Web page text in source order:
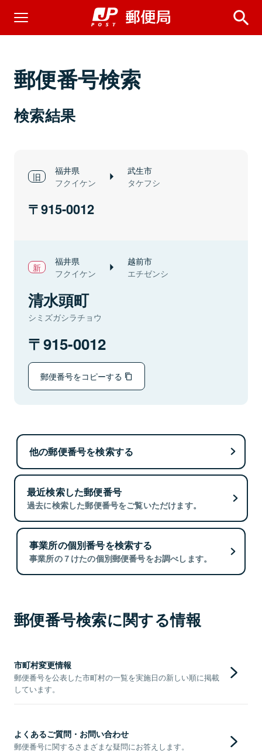
郵便番号検索
検索結果
福井県
フクイケン
武生市
タケフシ
915-0012
福井県
フクイケン
越前市
エチゼンシ
清水頭町
シミズガシラチョウ
915-0012
郵便番号をコピーする
他の郵便番号を検索する
最近検索した郵便番号
過去に検索した郵便番号をご覧いただけます。
事業所の個別番号を検索する
事業所の７けたの個別郵便番号をお調べします。
郵便番号検索に関する情報
市町村変更情報
郵便番号を公表した市町村の一覧を実施日の新しい順に掲載
しています。
よくあるご質問・お問い合わせ
郵便番号に関するさまざまな疑問にお答えします。